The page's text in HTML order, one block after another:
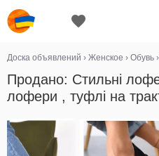
Доска объявлений › Женское › Обувь ›
Продано: Стильні
лофери , туфлі на